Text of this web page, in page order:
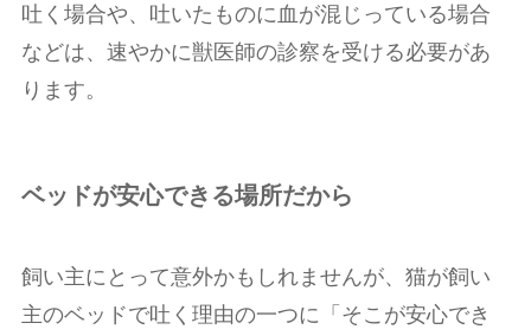
吐く場合や、吐いたものに血が混じっている場合
などは、速やかに獣医師の診察を受ける必要があ
ります。
ベッドが安心できる場所だから
飼い主にとって意外かもしれませんが、猫が飼い
主のベッドで吐く理由の一つに「そこが安心でき